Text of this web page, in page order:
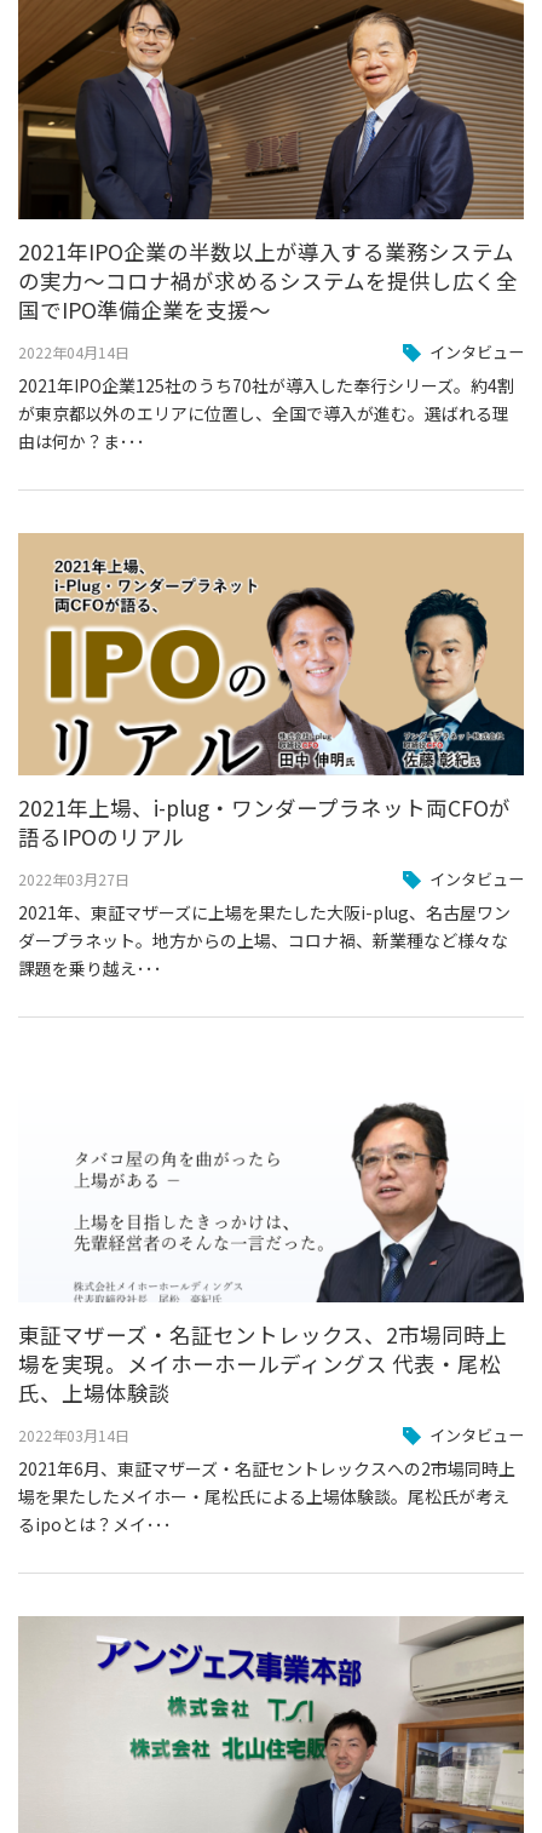
2021年IPO企業の半数以上が導入する業務システム
の実力～コロナ禍が求めるシステムを提供し広く全
国でIPO準備企業を支援～
2022年04月14日 インタビュー
2021年IPO企業125社のうち70社が導入した奉行シリーズ。約4割
が東京都以外のエリアに位置し、全国で導入が進む。選ばれる理
由は何か？ま･･･
2021年上場、i-plug・ワンダープラネット両CFOが
語るIPOのリアル
2022年03月27日 インタビュー
2021年、東証マザーズに上場を果たした大阪i-plug、名古屋ワン
ダープラネット。地方からの上場、コロナ禍、新業種など様々な
課題を乗り越え･･･
東証マザーズ・名証セントレックス、2市場同時上
場を実現。メイホーホールディングス 代表・尾松
氏、上場体験談
2022年03月14日 インタビュー
2021年6月、東証マザーズ・名証セントレックスへの2市場同時上
場を果たしたメイホー・尾松氏による上場体験談。尾松氏が考え
るipoとは？メイ･･･